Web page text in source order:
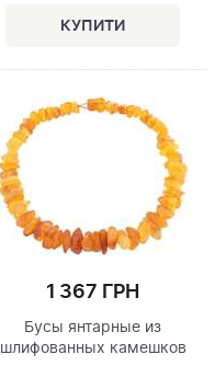
1 367 ГРН
Бусы янтарные из
шлифованных камешков